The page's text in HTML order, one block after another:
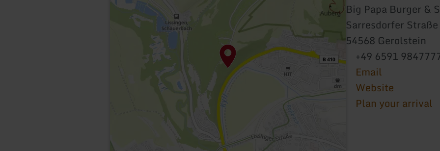
Big Papa Burger &
Sarresdorfer
54568 Gerolstein
+49 6591
Email
Website
Plan your arrival